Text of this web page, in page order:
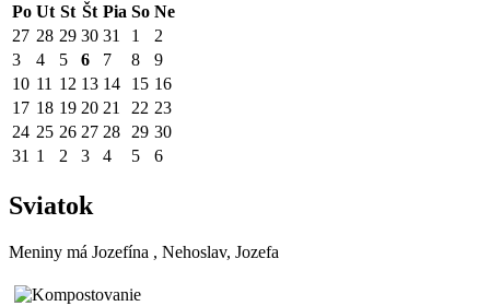
Po Ut St Št Pia So Ne
27 28 29 30 31 1
2
3
4 5 6 7 8
9
10 11 12 13 14 15 16
17 18 19 20 21 22 23
24 25 26 27 28 29 30
31 1 2 3 4 5 6
Sviatok
Meniny má Jozefína , Nehoslav, Jozefa